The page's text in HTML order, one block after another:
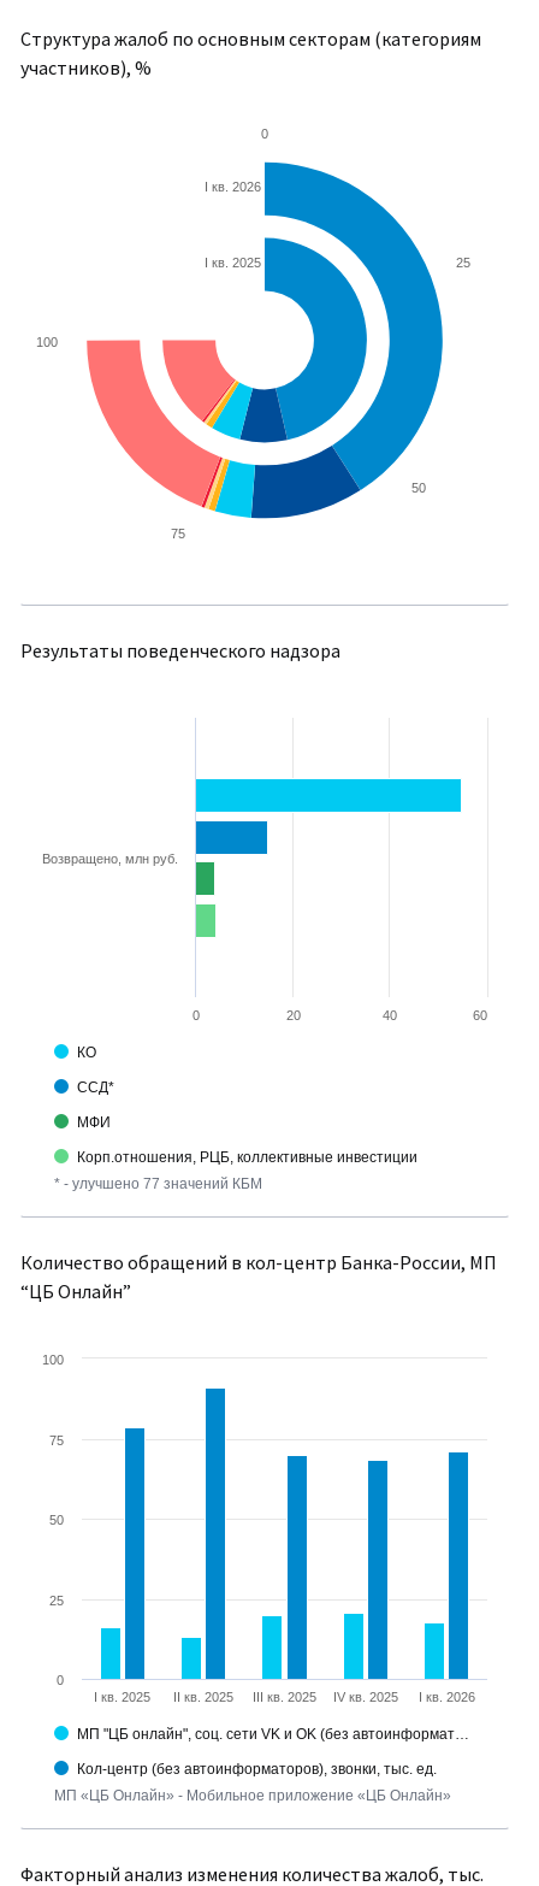
Структура жалоб по основным секторам (категориям
участников), %
0
25
50
75
100
I кв. 2026
I кв. 2025
Результаты поведенческого надзора
* - улучшено 77 значений КБМ
КО
ССД*
МФИ
Корп.отношения, РЦБ, коллективные инвестиции
Возвращено, млн руб.
0 20 40 60
Количество обращений в кол-центр Банка-России, МП
“ЦБ Онлайн”
МП «ЦБ Онлайн» - Мобильное приложение «ЦБ Онлайн»
МП "ЦБ онлайн", соц. сети VK и OK (без автоинформат…
Кол-центр (без автоинформаторов), звонки, тыс. ед.
I кв. 2025 II кв. 2025 III кв. 2025 IV кв. 2025 I кв. 2026
0
100
25
50
75
Факторный анализ изменения количества жалоб, тыс.